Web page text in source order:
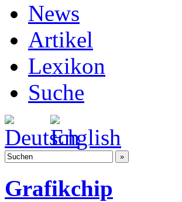
News
Artikel
Lexikon
Suche
Grafikchip